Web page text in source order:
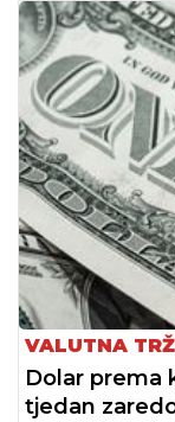
VALUTNA
Dolar prema
tjedan